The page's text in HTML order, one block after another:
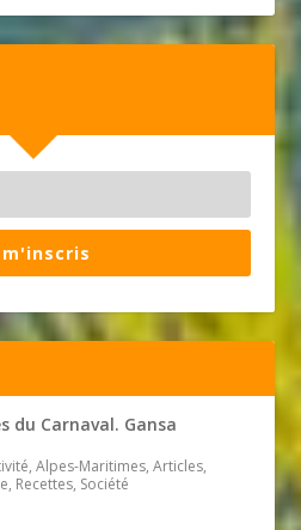
m'inscris
du Carnaval. Gansa
Alpes-Maritimes, Articles,
Recettes, Société